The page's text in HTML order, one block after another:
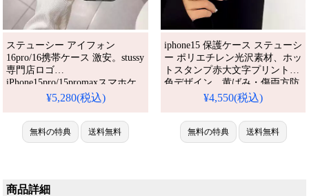
ステューシー アイフォン
16pro/16携帯ケース 激安。stussy
専門店ロゴ
iPhone15pro/15promaxスマホケ
ース かわいい 8ボール 面白い
耐衝撃・防水・多機能。格安＆
おしゃれ。
iPhone16pro/15promaxケース対
¥5,280(税込)
無料の特典 送料無料
iphone15 保護ケース ステューシ
ー ポリエチレン光沢素材、ホッ
トスタンプ赤大文字プリント単
色デザイン。黄ばみ・傷両方防
止、韓国風ストリート雰囲気、
ズに最適です。アイフォン
15plus/15pro/15pro max 携帯ケー
ス 全機種対応
¥4,550(税込)
無料の特典 送料無料
商品詳細